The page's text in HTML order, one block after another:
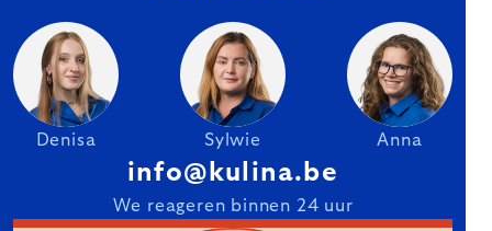
Denisa Sylwie Anna
info@kulina.be
We reageren binnen 24 uur